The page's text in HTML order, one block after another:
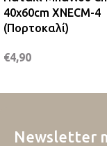
40x60cm XNECM-4
(Πορτοκαλί)
€4,90
Newsletter